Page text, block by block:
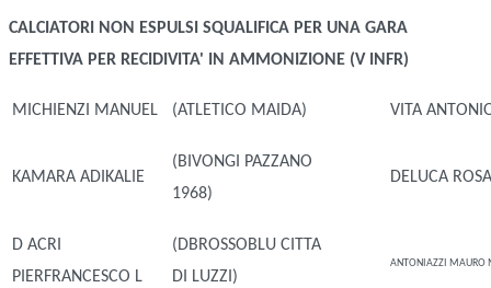
CALCIATORI NON ESPULSI SQUALIFICA PER UNA GARA
EFFETTIVA PER RECIDIVITA' IN AMMONIZIONE (V INFR)
MICHIENZI MANUEL (ATLETICO MAIDA) VITA
KAMARA ADIKALIE
(BIVONGI PAZZANO
1968)
DELUCA
D ACRI
PIERFRANCESCO L
(DBROSSOBLU CITTA
DI LUZZI)
ANTONIAZZI MAURO